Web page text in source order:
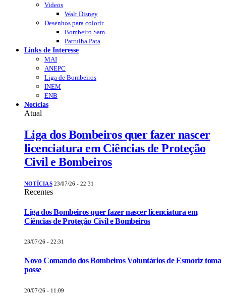
Videos
Walt Disney
Desenhos para colorir
Bombeiro Sam
Patrulha Pata
Links de Interesse
MAI
ANEPC
Liga de Bombeiros
INEM
ENB
Notícias
Atual
Liga dos Bombeiros quer fazer nascer
licenciatura em Ciências de Proteção
Civil e Bombeiros
NOTÍCIAS 23/07/26 - 22:31
Recentes
Liga dos Bombeiros quer fazer nascer licenciatura em
Ciências de Proteção Civil e Bombeiros
23/07/26 - 22:31
Novo Comando dos Bombeiros Voluntários de Esmoriz toma
posse
20/07/26 - 11:09